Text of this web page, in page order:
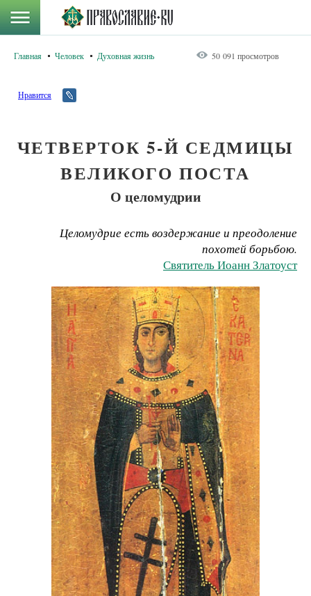
Главная Человек Духовная жизнь 50 091 просмотров
Нравится
ЧЕТВЕРТОК 5-Й СЕДМИЦЫ
ВЕЛИКОГО ПОСТА
О целомудрии
Целомудрие есть воздержание и преодоление
похотей борьбою.
Святитель Иоанн Златоуст